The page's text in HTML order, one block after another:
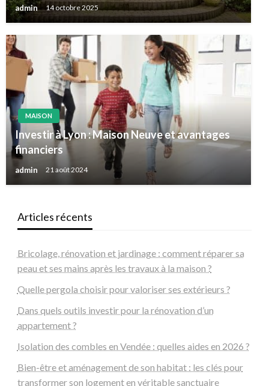
admin 14 octobre 2025
MAISON
Investir à Lyon : Maison Neuve et avantages
financiers
admin 21 août 2024
Articles récents
Bricolage, rénovation et jardinage : comment réparer sa
peau et ses mains après les travaux à la maison ?
Quelle pergola choisir pour valoriser ses extérieurs ?
Dans quels outils investir pour la rénovation d’un
appartement ?
Isolation des combles en Vendée : quelles aides en 2026 ?
Bien-être et aménagement de son habitat : les clés pour
transformer son logement en véritable sanctuaire